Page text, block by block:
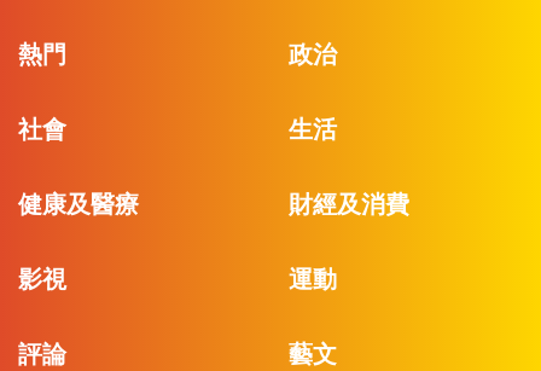
熱門 政治
社會 生活
健康及醫療 財經及消費
影視 運動
評論 藝文